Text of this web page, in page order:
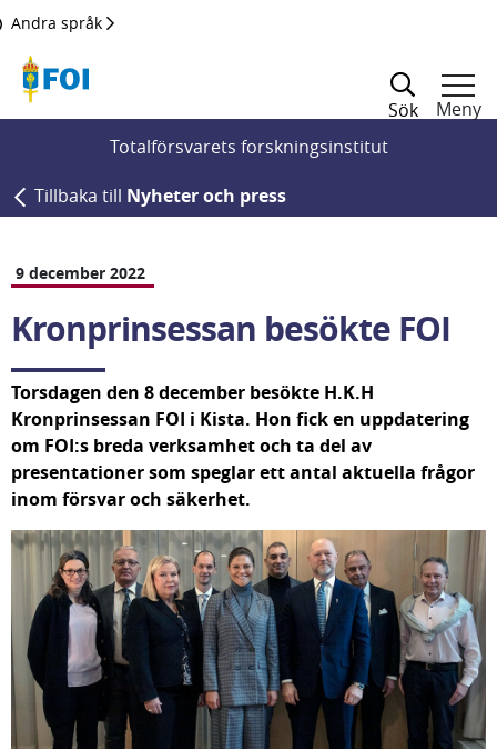
Till innehållet
Andra språk
Sök
Meny
Totalförsvarets forskningsinstitut
Tillbaka till Nyheter och press
9 december 2022
Kronprinsessan besökte FOI
Torsdagen den 8 december besökte H.K.H
Kronprinsessan FOI i Kista. Hon fick en uppdatering
om FOI:s breda verksamhet och ta del av
presentationer som speglar ett antal aktuella frågor
inom försvar och säkerhet.